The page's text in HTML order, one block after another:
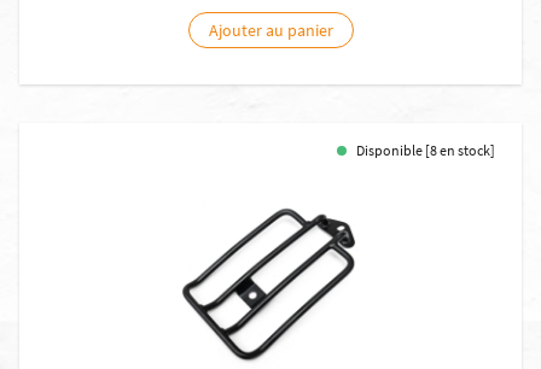
Ajouter au panier
Disponible [8 en stock]